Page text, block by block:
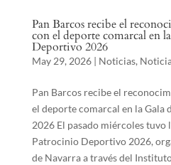
Pan Barcos recibe el
con el deporte comarcal en
Deportivo 2026
May 29, 2026| Noticias,
Pan Barcos recibe el
el deporte comarcal en la
2026 El pasado miércoles tuvo
Patrocinio Deportivo 2026,
de Navarra a través del